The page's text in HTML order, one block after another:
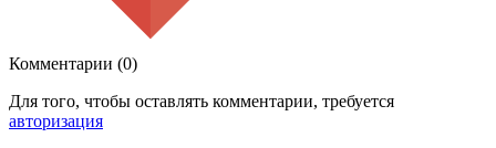
Комментарии (0)
Для того, чтобы оставлять комментарии, требуется
авторизация